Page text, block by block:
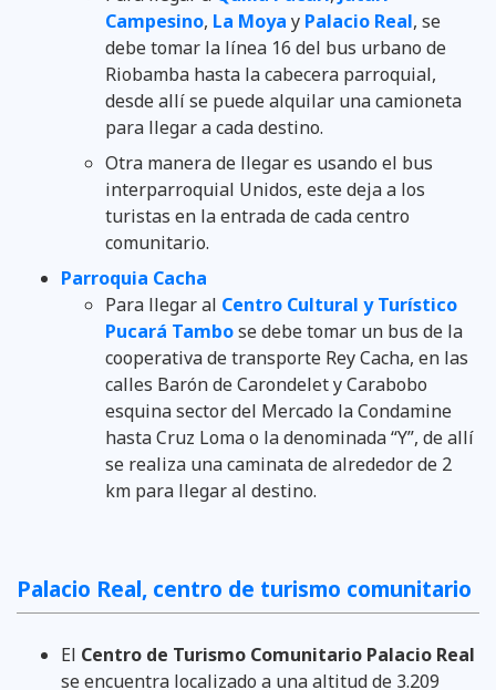
Campesino, La Moya y Palacio Real, se
debe tomar la línea 16 del bus urbano de
Riobamba hasta la cabecera parroquial,
desde allí se puede alquilar una camioneta
para llegar a cada destino.
Otra manera de llegar es usando el bus
interparroquial Unidos, este deja a los
turistas en la entrada de cada centro
comunitario.
Parroquia Cacha
Para llegar al Centro Cultural y Turístico
Pucará Tambose debe tomar un bus de la
cooperativa de transporte Rey Cacha, en las
calles Barón de Carondelet y Carabobo
esquina sector del Mercado la Condamine
hasta Cruz Loma o la denominada “Y”, de allí
se realiza una caminata de alrededor de 2
km para llegar al destino.
Palacio Real, centro de turismo comunitario
El Centro de Turismo Comunitario Palacio Real
se encuentra localizado a una altitud de 3.209